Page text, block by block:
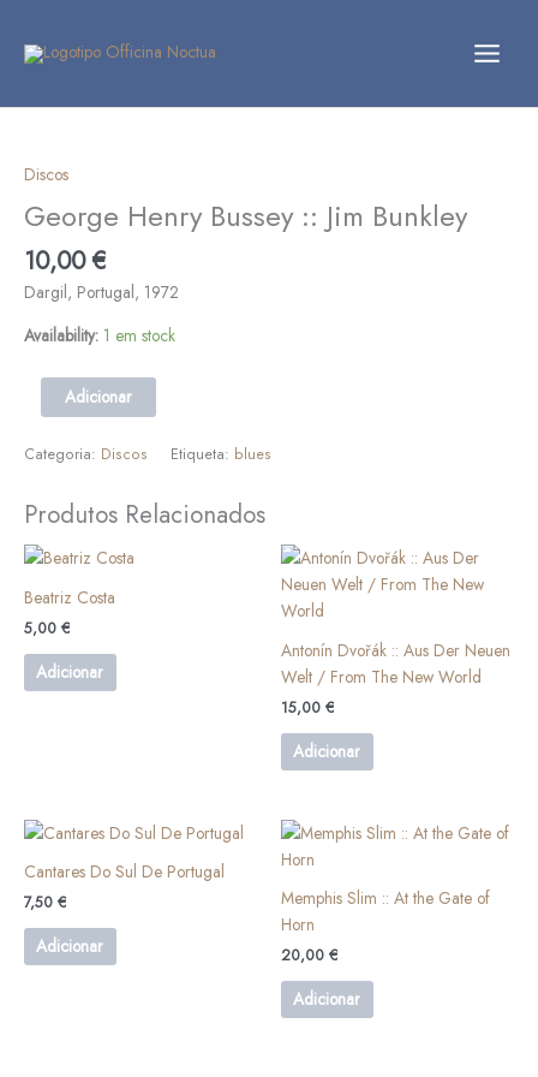
content
Discos
George Henry Bussey :: Jim Bunkley
10,00€
Dargil, Portugal, 1972
Availability: 1 em stock
George
Bussey
::
Bunkley
Adicionar
Categoria: Discos Etiqueta: blues
Produtos Relacionados
Beatriz Costa
5,00 €
Adicionar
Antonín Dvořák :: Aus Der Neuen
Welt / From The New World
15,00 €
Adicionar
Cantares Do Sul De Portugal
7,50 €
Adicionar
Memphis Slim :: At the Gate of
Horn
20,00 €
Adicionar